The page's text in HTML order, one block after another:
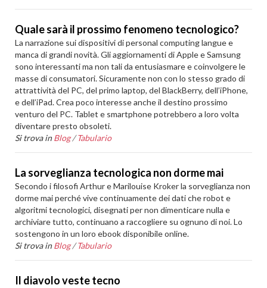
Quale sarà il prossimo fenomeno tecnologico?
La narrazione sui dispositivi di personal computing langue e
manca di grandi novità. Gli aggiornamenti di Apple e Samsung
sono interessanti ma non tali da entusiasmare e coinvolgere le
masse di consumatori. Sicuramente non con lo stesso grado di
attrattività del PC, del primo laptop, del BlackBerry, dell’iPhone,
e dell’iPad. Crea poco interesse anche il destino prossimo
venturo del PC. Tablet e smartphone potrebbero a loro volta
diventare presto obsoleti.
Si trova in Blog /Tabulario
La sorveglianza tecnologica non dorme mai
Secondo i filosofi Arthur e Marilouise Kroker la sorveglianza non
dorme mai perché vive continuamente dei dati che robot e
algoritmi tecnologici, disegnati per non dimenticare nulla e
archiviare tutto, continuano a raccogliere su ognuno di noi. Lo
sostengono in un loro ebook disponibile online.
Si trova in Blog /Tabulario
Il diavolo veste tecno